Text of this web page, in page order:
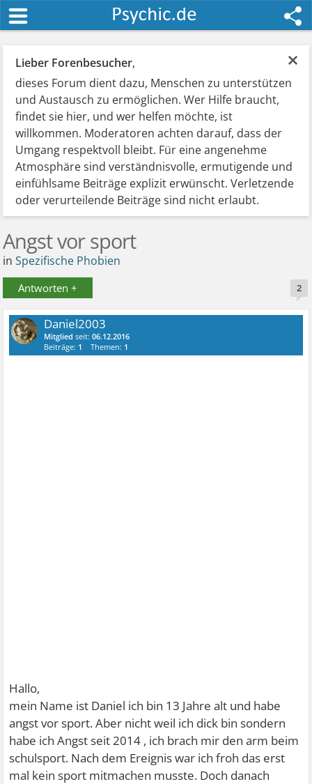
×
Lieber Forenbesucher,
dieses Forum dient dazu, Menschen zu unterstützen
und Austausch zu ermöglichen. Wer Hilfe braucht,
findet sie hier, und wer helfen möchte, ist
willkommen. Moderatoren achten darauf, dass der
Umgang respektvoll bleibt. Für eine angenehme
Atmosphäre sind verständnisvolle, ermutigende und
einfühlsame Beiträge explizit erwünscht. Verletzende
oder verurteilende Beiträge sind nicht erlaubt.
Angst vor sport
inSpezifische Phobien
Antworten + 2
Daniel2003
Mitglied seit:06.12.2016
Beiträge: 1 Themen: 1
Hallo,
mein Name ist Daniel ich bin 13 Jahre alt und habe
angst vor sport. Aber nicht weil ich dick bin sondern
habe ich Angst seit 2014 , ich brach mir den arm beim
schulsport. Nach dem Ereignis war ich froh das erst
mal kein sport mitmachen musste. Doch danach